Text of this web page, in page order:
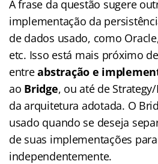
A frase da questão sugere
implementação da
de dados usado, como
etc. Isso está mais próximo
entreabstração e
ao Bridge, ou até de
da arquitetura adotada. O
usado quando se deseja
de suas implementações
independentemente.